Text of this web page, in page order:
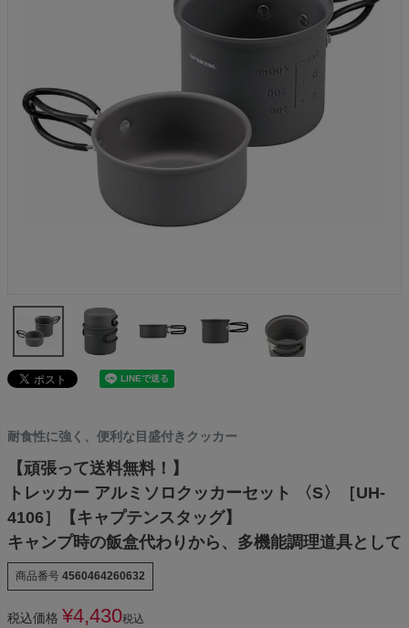
耐食性に強く、便利な目盛付きクッカー
【頑張って送料無料！】
トレッカー アルミソロクッカーセット 〈S〉［UH-
4106］【キャプテンスタッグ】
キャンプ時の飯盒代わりから、多機能調理道具として
商品番号 4560464260632
税込価格 ¥4,430税込